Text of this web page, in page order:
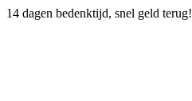
14 dagen bedenktijd, snel geld terug!